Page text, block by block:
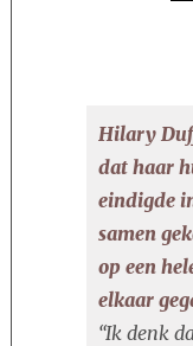
Hilary
dat haar
eindigde
samen
op een
elkaar
“Ik denk